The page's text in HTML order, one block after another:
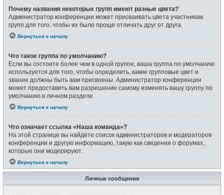
Почему названия некоторых групп имеют разные цвета?
Администратор конференции может присваивать цвета участникам
групп для того, чтобы их было проще отличать друг от друга.
Вернуться к началу
Что такое группа по умолчанию?
Если вы состоите более чем в одной группе, ваша группа по умолчанию
используется для того, чтобы определить, какие групповые цвет и
звание должны быть вам присвоены. Администратор конференции
может предоставить вам разрешение самому изменять вашу группу по
умолчанию в личном разделе.
Вернуться к началу
Что означает ссылка «Наша команда»?
На этой странице вы найдёте список администраторов и модераторов
конференции и другую информацию, такую как сведения о форумах,
которые они модерируют.
Вернуться к началу
Личные сообщения